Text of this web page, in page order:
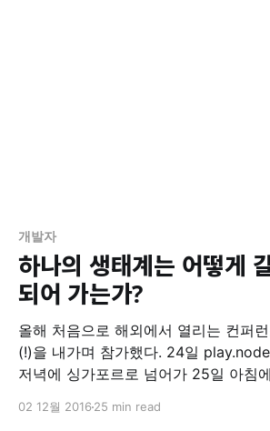
개발자
하나의 생태계는 어떻게
되어 가는가?
올해 처음으로 해외에서 열리는 컨퍼
(!)을 내가며 참가했다. 24일
저녁에 싱가포르로 넘어가 25일 아침
관하고, 다음날 오전에 바로 귀국하는
02 12월 2016 25 min read